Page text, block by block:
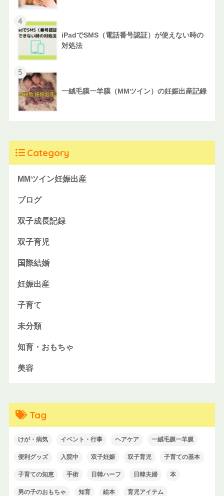
4
iPadでSMS（電話番号認証）が使えない時の
対処法
5
一絨毛膜一羊膜（MMツイン）の妊娠出産記録
Category
MMツイン妊娠出産
ブログ
双子成長記録
双子育児
国際結婚
妊娠出産
子育て
未分類
知育・おもちゃ
美容
Tag
けが・病気 イベント・行事 ヘアケア 一絨毛膜一羊膜
便利グッズ 入院中 双子妊娠 双子育児 子育ての基本
子育ての知恵 手術 日韓ハーフ 日韓夫婦 本
男の子のおもちゃ 知育 絵本 育児アイテム